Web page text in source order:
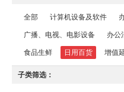
全部 计算机设备及软件
广播、电视、电影设备 办公
食品生鲜 日用百货 增值
子类筛选：